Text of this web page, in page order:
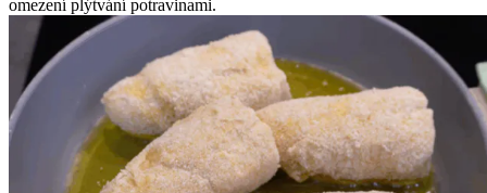
omezení plýtvání potravinami.